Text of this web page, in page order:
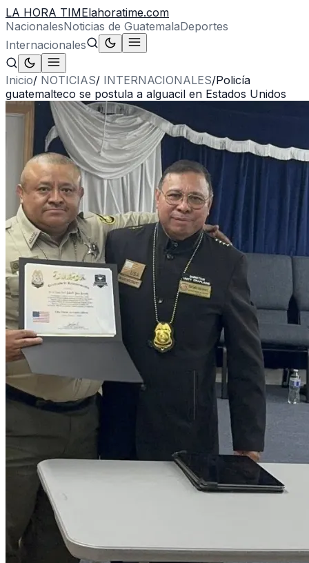
LA HORA TIMElahoratime.com
NacionalesNoticias de GuatemalaDeportes
Internacionales
Inicio/ NOTICIAS/ INTERNACIONALES/Policía
guatemalteco se postula a alguacil en Estados Unidos